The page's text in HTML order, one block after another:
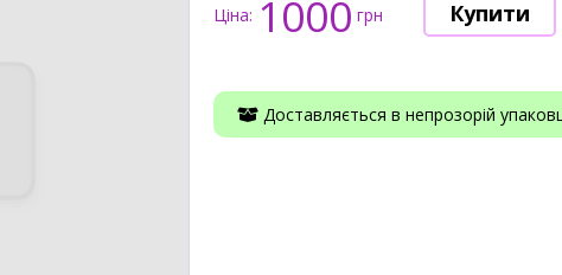
Ціна: 1000 грн
Доставляється в непрозорій